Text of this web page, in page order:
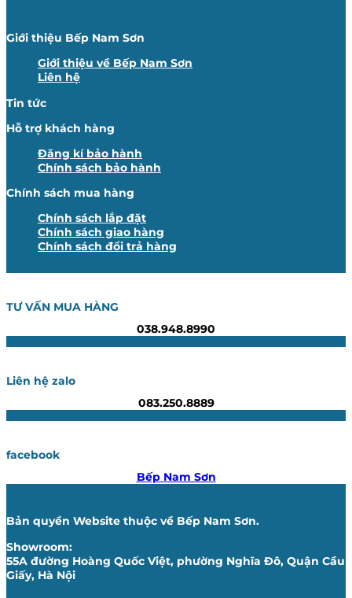
Giới thiệu Bếp Nam Sơn
Giới thiệu về Bếp Nam Sơn
Liên hệ
Tin tức
Hỗ trợ khách hàng
Đăng kí bảo hành
Chính sách bảo hành
Chính sách mua hàng
Chính sách lắp đặt
Chính sách giao hàng
Chính sách đổi trả hàng
TƯ VẤN MUA HÀNG
038.948.8990
Liên hệ zalo
083.250.8889
facebook
Bếp Nam Sơn
Bản quyền Website thuộc về Bếp Nam Sơn.
Showroom:
55A đường Hoàng Quốc Việt, phường Nghĩa Đô, Quận Cầu
Giấy, Hà Nội